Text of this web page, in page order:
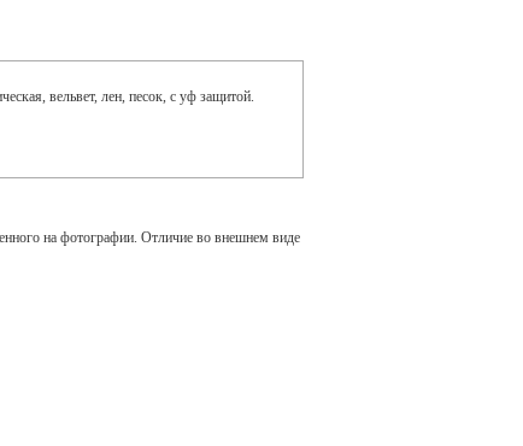
вельвет, лен, песок, с уф защитой.
на фотографии. Отличие во внешнем виде